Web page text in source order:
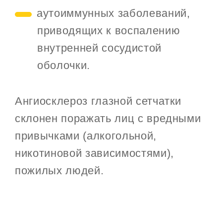
аутоиммунных заболеваний,
приводящих к воспалению
внутренней сосудистой
оболочки.
Ангиосклероз глазной сетчатки
склонен поражать лиц с вредными
привычками (алкогольной,
никотиновой зависимостями),
пожилых людей.